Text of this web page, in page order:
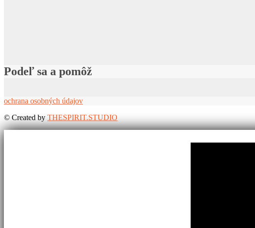
Podeľ sa a pomôž
ochrana osobných údajov
© Created by THESPIRIT.STUDIO